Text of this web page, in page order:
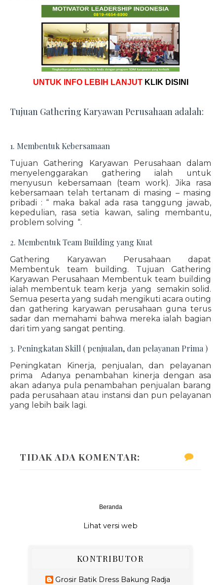
UNTUK INFO LEBIH LANJUT KLIK DISINI
Tujuan Gathering Karyawan Perusahaan adalah:
1. Membentuk Kebersamaan
Tujuan Gathering Karyawan Perusahaan dalam
menyelenggarakan gathering ialah untuk
menyusun kebersamaan (team work). Jika rasa
kebersamaan telah tertanam di masing – masing
pribadi : “ maka bakal ada rasa tanggung jawab,
kepedulian, rasa setia kawan, saling membantu,
problem solving “.
2. Membentuk Team Building yang Kuat
Gathering Karyawan Perusahaan dapat
Membentuk team building. Tujuan Gathering
Karyawan Perusahaan Membentuk team building
ialah membentuk team kerja yang semakin solid.
Semua peserta yang sudah mengikuti acara outing
dan gathering karyawan perusahaan guna terus
sadar dan memahami bahwa mereka ialah bagian
dari tim yang sangat penting.
3. Peningkatan Skill ( penjualan, dan pelayanan Prima )
Peningkatan Kinerja, penjualan, dan pelayanan
prima Adanya penambahan kinerja dengan asa
akan adanya pula penambahan penjualan barang
pada perusahaan atau instansi dan pun pelayanan
yang lebih baik lagi.
TIDAK ADA KOMENTAR:
Beranda
Lihat versi web
KONTRIBUTOR
Grosir Batik Dress Bakung Radja